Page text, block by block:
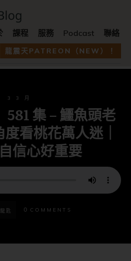
課程 服務 Podcast 聯絡
龍震天PATREON（NEW）！
3 3 月
581 集 – 鱷魚頭老
看桃花萬人迷｜
信心好重要
匙 0 COMMENTS